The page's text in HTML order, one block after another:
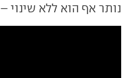
נותר אף הוא ללא שינוי – 1,470 ק"ג .